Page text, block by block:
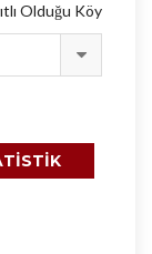
Olduğu Köy